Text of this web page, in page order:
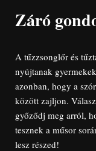
Záró
A tűzzsonglőr és
nyújtanak
azonban, hogy a
között zajljon.
győződj meg arról,
tesznek a műsor
lesz részed!